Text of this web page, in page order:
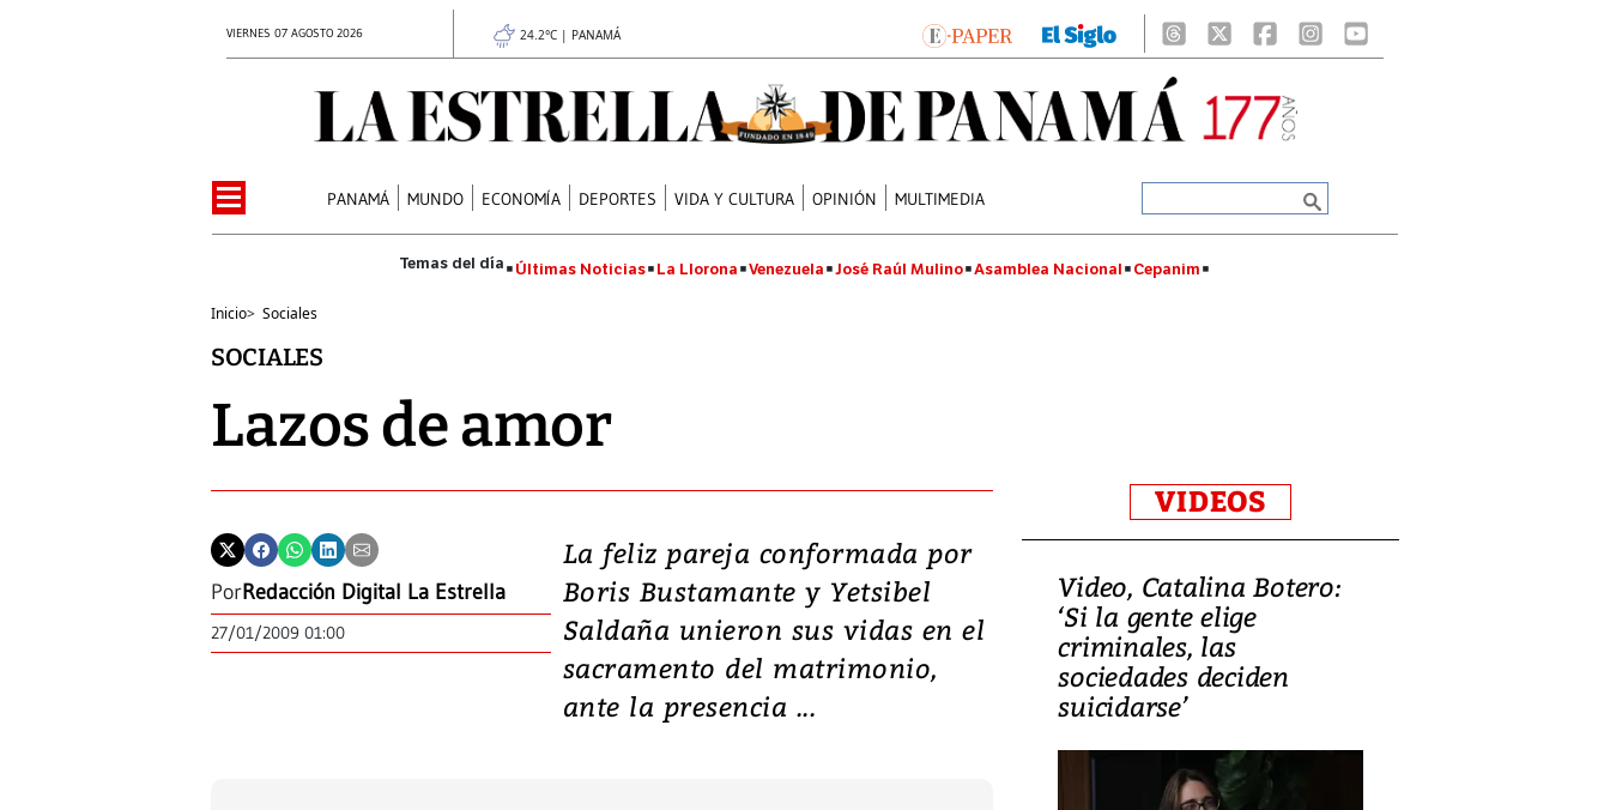
VIERNES 07 AGOSTO 2026 24.2°C | PANAMÁ
PANAMÁ MUNDO ECONOMÍA DEPORTES VIDA Y CULTURA OPINIÓN MULTIMEDIA
Últimas Noticias La Llorona Venezuela José Raúl Mulino Asamblea Nacional Cepanim
Inicio> Sociales
SOCIALES
Lazos de amor
PorRedacción Digital La Estrella
27/01/2009 01:00
La feliz pareja conformada por
Boris Bustamante y Yetsibel
Saldaña unieron sus vidas en el
sacramento del matrimonio,
ante la presencia ...
VIDEOS
Video, Japón: Terremoto
deja heridos y graves
daños en Kumamoto
Video, Catalina Botero:
‘Si la gente elige
criminales, las
sociedades deciden
suicidarse’